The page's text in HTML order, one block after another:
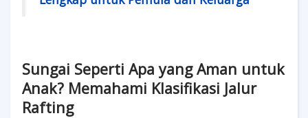
Sungai Seperti Apa yang Aman untuk
Anak? Memahami Klasifikasi Jalur
Rafting